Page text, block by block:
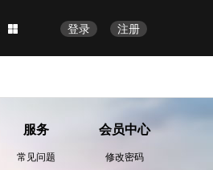
注册
登录
服务
常见问题
会员中心
修改密码